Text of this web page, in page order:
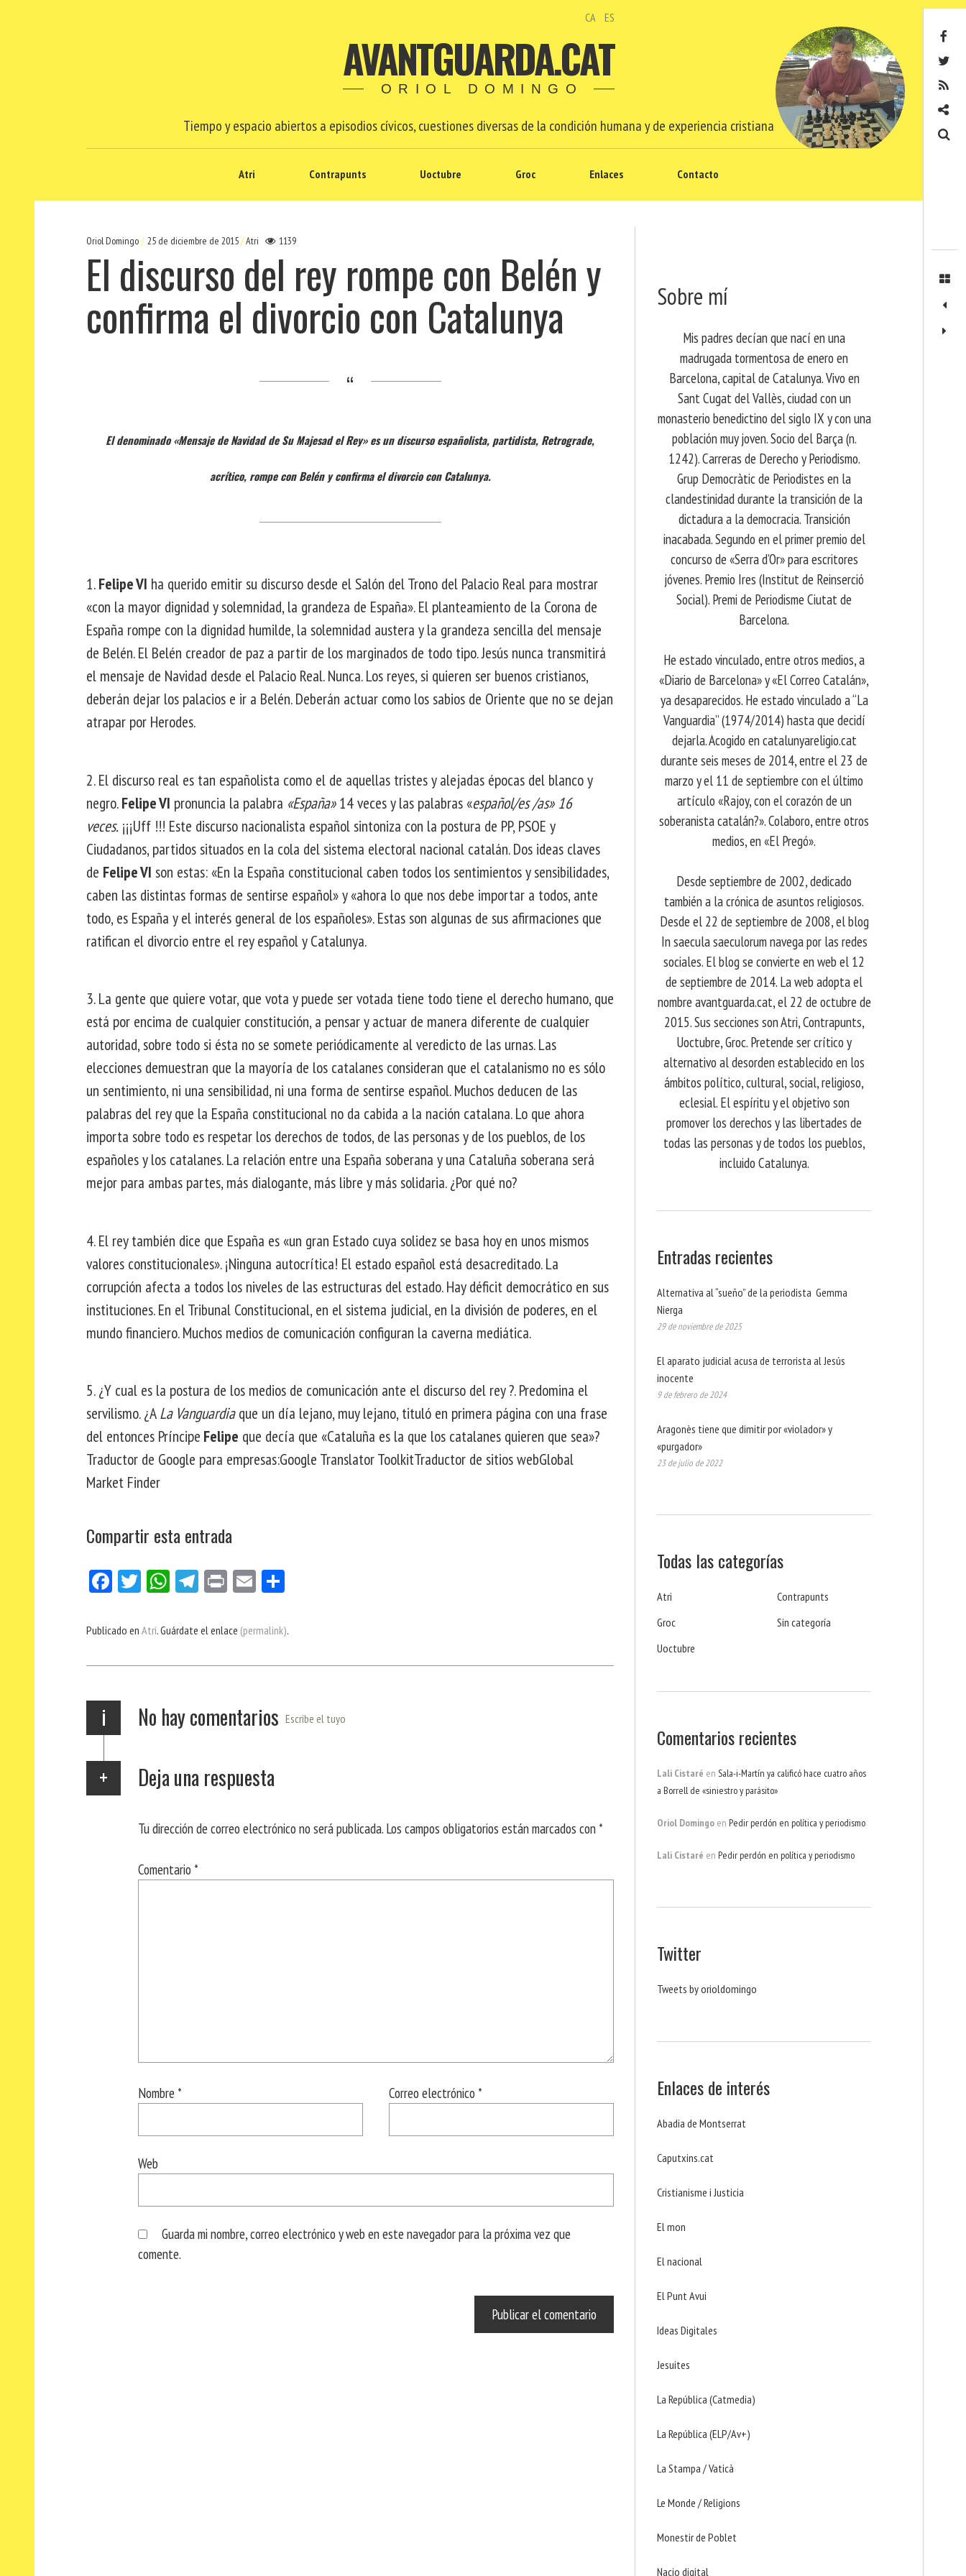
CA ES
AVANTGUARDA.CAT
ORIOL DOMINGO
Tiempo y espacio abiertos a episodios cívicos, cuestiones diversas de la condición humana y de experiencia cristiana
Atri Contrapunts Uoctubre Groc Enlaces Contacto
Oriol Domingo 25 de diciembre de 2015 Atri 1139
El discurso del rey rompe con Belén y
confirma el divorcio con Catalunya
El denominado «Mensaje de Navidad de Su Majesad el Rey» es un discurso españolista, partidista, Retrograde,
acrítico, rompe con Belén y confirma el divorcio con Catalunya.
1.Felipe VI ha querido emitir su discurso desde el Salón del Trono del Palacio Real para mostrar
«con la mayor dignidad y solemnidad, la grandeza de España». El planteamiento de la Corona de
España rompe con la dignidad humilde, la solemnidad austera y la grandeza sencilla del mensaje
de Belén. El Belén creador de paz a partir de los marginados de todo tipo. Jesús nunca transmitirá
el mensaje de Navidad desde el Palacio Real. Nunca. Los reyes, si quieren ser buenos cristianos,
deberán dejar los palacios e ir a Belén. Deberán actuar como los sabios de Oriente que no se dejan
atrapar por Herodes.
2. El discurso real es tan españolista como el de aquellas tristes y alejadas épocas del blanco y
negro.Felipe VI pronuncia la palabra «España»14 veces y las palabras «español/es /as» 16
veces. ¡¡¡Uff !!! Este discurso nacionalista español sintoniza con la postura de PP, PSOE y
Ciudadanos, partidos situados en la cola del sistema electoral nacional catalán. Dos ideas claves
de Felipe VI son estas: «En la España constitucional caben todos los sentimientos y sensibilidades,
caben las distintas formas de sentirse español» y «ahora lo que nos debe importar a todos, ante
todo, es España y el interés general de los españoles». Estas son algunas de sus afirmaciones que
ratifican el divorcio entre el rey español y Catalunya.
3. La gente que quiere votar, que vota y puede ser votada tiene todo tiene el derecho humano, que
está por encima de cualquier constitución, a pensar y actuar de manera diferente de cualquier
autoridad, sobre todo si ésta no se somete periódicamente al veredicto de las urnas. Las
elecciones demuestran que la mayoría de los catalanes consideran que el catalanismo no es sólo
un sentimiento, ni una sensibilidad, ni una forma de sentirse español. Muchos deducen de las
palabras del rey que la España constitucional no da cabida a la nación catalana. Lo que ahora
importa sobre todo es respetar los derechos de todos, de las personas y de los pueblos, de los
españoles y los catalanes. La relación entre una España soberana y una Cataluña soberana será
mejor para ambas partes, más dialogante, más libre y más solidaria. ¿Por qué no?
4. El rey también dice que España es «un gran Estado cuya solidez se basa hoy en unos mismos
valores constitucionales». ¡Ninguna autocrítica! El estado español está desacreditado. La
corrupción afecta a todos los niveles de las estructuras del estado. Hay déficit democrático en sus
instituciones. En el Tribunal Constitucional, en el sistema judicial, en la división de poderes, en el
mundo financiero. Muchos medios de comunicación configuran la caverna mediática.
5. ¿Y cual es la postura de los medios de comunicación ante el discurso del rey ?. Predomina el
servilismo. ¿ALa Vanguardiaque un día lejano, muy lejano, tituló en primera página con una frase
del entonces Príncipe Felipe que decía que «Cataluña es la que los catalanes quieren que sea»?
Traductor de Google para empresas:Google Translator ToolkitTraductor de sitios webGlobal
Market Finder
Compartir esta entrada
Fa
bo
Tw
er
W
ts
p
Te
gr
m
Pri E
ail pa
r
Publicado en Atri. Guárdate el enlace (permalink).
i No hay comentarios Escribe el tuyo
Deja una respuesta
Tu dirección de correo electrónico no será publicada. Los campos obligatorios están marcados con *
Comentario *
Nombre * Correo electrónico *
Web
Guarda mi nombre, correo electrónico y web en este navegador para la próxima vez que
comente.
Sobre mí
Mis padres decían que nací en una
madrugada tormentosa de enero en
Barcelona, ​​capital de Catalunya. Vivo en
Sant Cugat del Vallès, ciudad con un
monasterio benedictino del siglo IX y con una
población muy joven. Socio del Barça (n.
1242). Carreras de Derecho y Periodismo.
Grup Democràtic de Periodistes en la
clandestinidad durante la transición de la
dictadura a la democracia. Transición
inacabada. Segundo en el primer premio del
concurso de «Serra d’Or» para escritores
jóvenes. Premio Ires (Institut de Reinserció
Social). Premi de Periodisme Ciutat de
Barcelona.
He estado vinculado, entre otros medios, a
«Diario de Barcelona» y «El Correo Catalán»,
ya desaparecidos. He estado vinculado a “La
Vanguardia” (1974/2014) hasta que decidí
dejarla. Acogido en catalunyareligio.cat
durante seis meses de 2014, entre el 23 de
marzo y el 11 de septiembre con el último
artículo «Rajoy, con el corazón de un
soberanista catalán?». Colaboro, entre otros
medios, en «El Pregó».
Desde septiembre de 2002, dedicado
también a la crónica de asuntos religiosos.
Desde el 22 de septiembre de 2008, el blog
In saecula saeculorum navega por las redes
sociales. El blog se convierte en web el 12
de septiembre de 2014. La web adopta el
nombre avantguarda.cat, el 22 de octubre de
2015. Sus secciones son Atri, Contrapunts,
Uoctubre, Groc. Pretende ser crítico y
alternativo al desorden establecido en los
ámbitos político, cultural, social, religioso,
eclesial. El espíritu y el objetivo son
promover los derechos y las libertades de
todas las personas y de todos los pueblos,
incluido Catalunya.
Entradas recientes
Alternativa al “sueño” de la periodista Gemma
Nierga
29 de noviembre de 2025
El aparato judicial acusa de terrorista al Jesús
inocente
9 de febrero de 2024
Aragonès tiene que dimitir por «violador» y
«purgador»
23 de julio de 2022
Todas las categorías
Atri
Contrapunts
Groc
Sin categoría
Uoctubre
Comentarios recientes
Lali Cistaré enSala-i-Martín ya calificó hace cuatro años
a Borrell de «siniestro y parásito»
Oriol Domingo en Pedir perdón en política y periodismo
Lali Cistaré en Pedir perdón en política y periodismo
Twitter
Tweets by orioldomingo
Enlaces de interés
Abadia de Montserrat
Caputxins.cat
Cristianisme i Justicia
El mon
El nacional
El Punt Avui
Ideas Digitales
Jesuites
La República (Catmedia)
La República (ELP/Av+)
La Stampa / Vaticà
Le Monde / Religions
Monestir de Poblet
Nacio digital
Contacto